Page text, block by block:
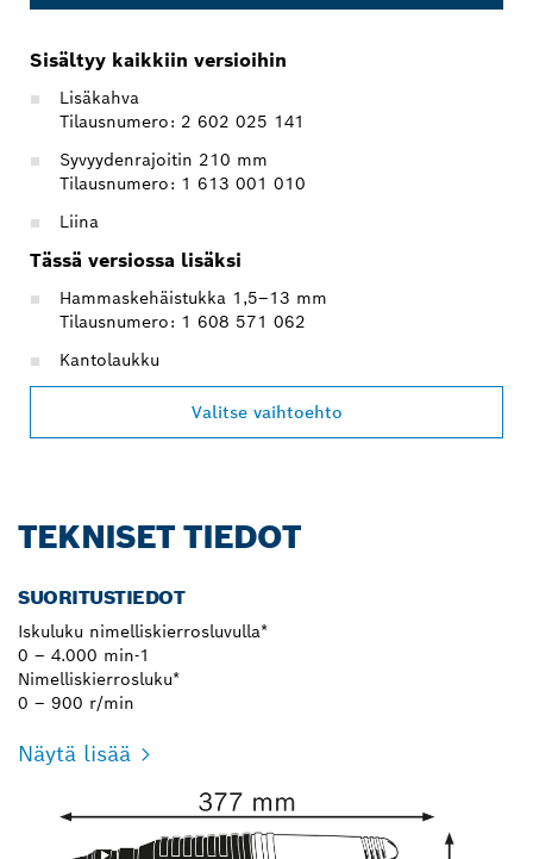
Sisältyy kaikkiin versioihin
Lisäkahva
Tilausnumero: 2 602 025 141
Syvyydenrajoitin 210 mm
Tilausnumero: 1 613 001 010
Liina
Tässä versiossa lisäksi
Hammaskehäistukka 1,5–13 mm
Tilausnumero: 1 608 571 062
Kantolaukku
Valitse vaihtoehto
TEKNISET TIEDOT
SUORITUSTIEDOT
Iskuluku nimelliskierrosluvulla*
0 – 4.000 min-1
Nimelliskierrosluku*
0 – 900 r/min
Näytä lisää